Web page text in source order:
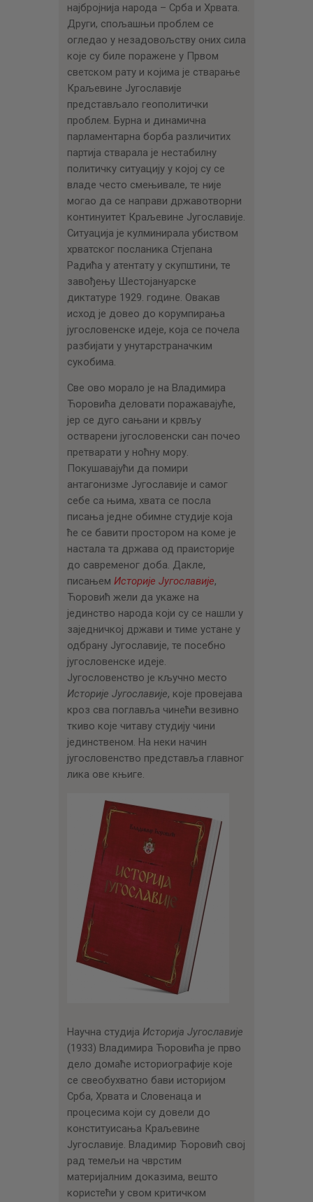
најбројнија народа – Срба и Хрвата.
Други, спољашњи проблем се
огледао у незадовољству оних сила
које су биле поражене у Првом
светском рату и којима је стварање
Краљевине Југославије
представљало геополитички
проблем. Бурна и динамична
парламентарна борба различитих
партија стварала је нестабилну
политичку ситуацију у којој су се
владе често смењивале, те није
могао да се направи државотворни
континуитет Краљевине Југославије.
Ситуација је кулминирала убиством
хрватског посланика Стјепана
Радића у атентату у скупштини, те
завођењу Шестојануарске
диктатуре 1929. године. Овакав
исход је довео до корумпирања
југословенске идеје, која се почела
разбијати у унутарстраначким
сукобима.
Све ово морало је на Владимира
Ћоровића деловати поражавајуће,
јер се дуго сањани и крвљу
остварени југословенски сан почео
претварати у ноћну мору.
Покушавајући да помири
антагонизме Југославије и самог
себе са њима, хвата се посла
писања једне обимне студије која
ће се бавити простором на коме је
настала та држава од праисторије
до савременог доба. Дакле,
писањем Историје Југославије,
Ћоровић жели да укаже на
јединство народа који су се нашли у
заједничкој држави и тиме устане у
одбрану Југославије, те посебно
југословенске идеје.
Југословенство је кључно место
Историје Југославије, које провејава
кроз сва поглавља чинећи везивно
ткиво које читаву студију чини
јединственом. На неки начин
југословенство представља главног
лика ове књиге.
Научна студија Историја Југославије
(1933) Владимира Ћоровића је прво
дело домаће историографије које
се свеобухватно бави историјом
Срба, Хрвата и Словенаца и
процесима који су довели до
конституисања Краљевине
Југославије. Владимир Ћоровић свој
рад темељи на чврстим
материјалним доказима, вешто
користећи у свом критичком